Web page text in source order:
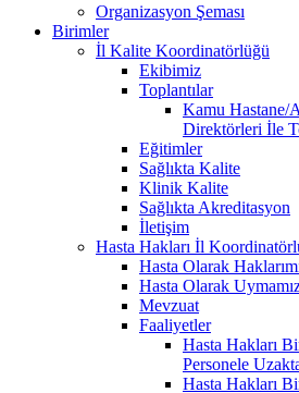
Organizasyon Şeması
Birimler
İl Kalite Koordinatörlüğü
Ekibimiz
Toplantılar
Kamu Hastane/
Direktörleri İle
Eğitimler
Sağlıkta Kalite
Klinik Kalite
Sağlıkta Akreditasyon
İletişim
Hasta Hakları İl
Hasta Olarak
Hasta Olarak
Mevzuat
Faaliyetler
Hasta Hakları
Personele
Hasta Hakları